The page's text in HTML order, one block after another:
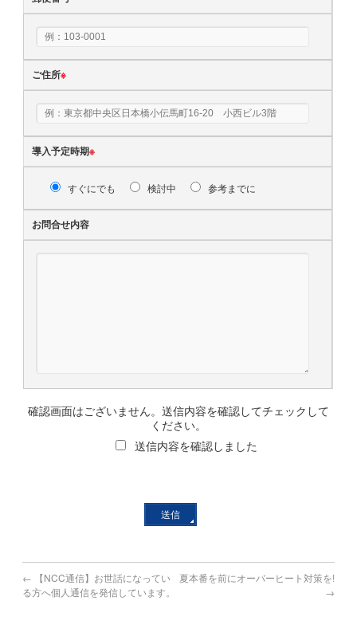
ご住所※
導入予定時期※
すぐにでも 検討中 参考までに
お問合せ内容
確認画面はございません。送信内容を確認してチェックして
ください。
送信内容を確認しました
← 【NCC通信】お世話になってい
る方へ個人通信を発信しています。
夏本番を前にオーバーヒート対策を!
→